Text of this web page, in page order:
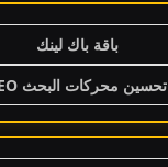
باقة باك لينك
تحسين محركات البحث SEO